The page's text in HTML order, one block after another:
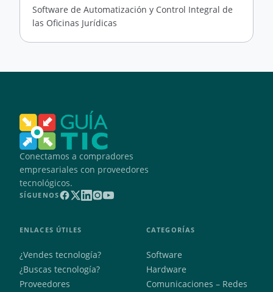
Software de Automatización y Control Integral de
las Oficinas Jurídicas
Conectamos a compradores
empresariales con proveedores
tecnológicos.
SÍGUENOS
ENLACES ÚTILES
¿Vendes tecnología?
¿Buscas tecnología?
Proveedores
CATEGORÍAS
Software
Hardware
Comunicaciones – Redes